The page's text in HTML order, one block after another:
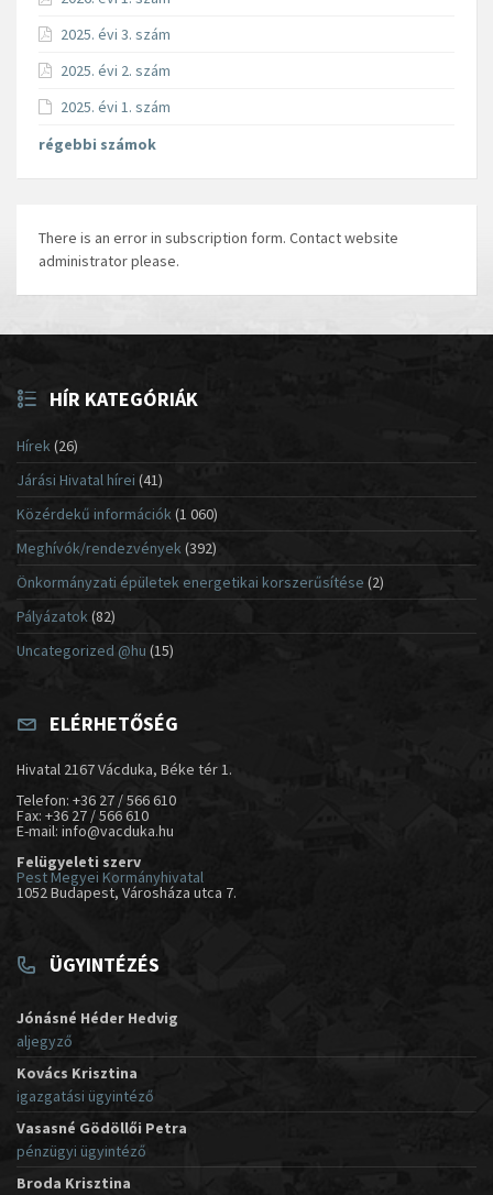
2025. évi 3. szám
2025. évi 2. szám
2025. évi 1. szám
régebbi számok
There is an error in subscription form. Contact website
administrator please.
HÍR KATEGÓRIÁK
Hírek(26)
Járási Hivatal hírei (41)
Közérdekű információk(1 060)
Meghívók/rendezvények (392)
Önkormányzati épületek energetikai korszerűsítése (2)
Pályázatok (82)
Uncategorized @hu (15)
ELÉRHETŐSÉG
Hivatal 2167 Vácduka, Béke tér 1.
Telefon: +36 27 / 566 610
Fax: +36 27 / 566 610
E-mail: info@vacduka.hu
Felügyeleti szerv
Pest Megyei Kormányhivatal
1052 Budapest, Városháza utca 7.
ÜGYINTÉZÉS
Jónásné Héder Hedvig
aljegyző
Kovács Krisztina
igazgatási ügyintéző
Vasasné Gödöllői Petra
pénzügyi ügyintéző
Broda Krisztina